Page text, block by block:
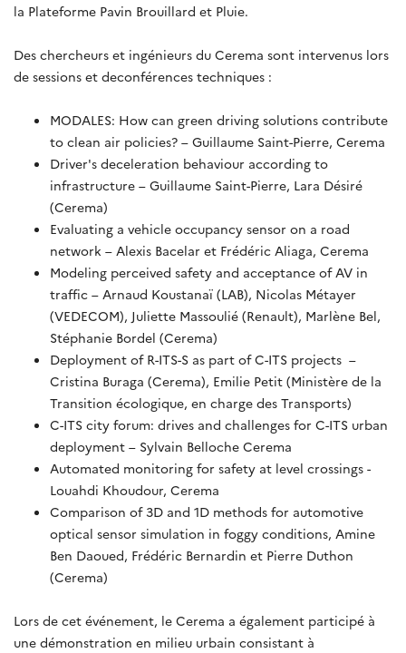
la Plateforme Pavin Brouillard et Pluie.
Des chercheurs et ingénieurs du Cerema sont intervenus lors
de sessions et deconférences techniques :
MODALES: How can green driving solutions contribute
to clean air policies? – Guillaume Saint-Pierre, Cerema
Driver's deceleration behaviour according to
infrastructure – Guillaume Saint-Pierre, Lara Désiré
(Cerema)
Evaluating a vehicle occupancy sensor on a road
network – Alexis Bacelar et Frédéric Aliaga, Cerema
Modeling perceived safety and acceptance of AV in
traffic – Arnaud Koustanaï (LAB), Nicolas Métayer
(VEDECOM), Juliette Massoulié (Renault), Marlène Bel,
Stéphanie Bordel (Cerema)
Deployment of R-ITS-S as part of C-ITS projects –
Cristina Buraga (Cerema), Emilie Petit (Ministère de la
Transition écologique, en charge des Transports)
C-ITS city forum: drives and challenges for C-ITS urban
deployment – Sylvain Belloche Cerema
Automated monitoring for safety at level crossings -
Louahdi Khoudour, Cerema
Comparison of 3D and 1D methods for automotive
optical sensor simulation in foggy conditions, Amine
Ben Daoued, Frédéric Bernardin et Pierre Duthon
(Cerema)
Lors de cet événement, le Cerema a également participé à
une démonstration en milieu urbain consistant à